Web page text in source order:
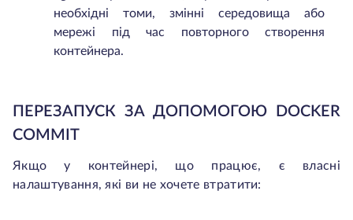
необхідні томи, змінні середовища або
мережі під час повторного створення
контейнера.
ПЕРЕЗАПУСК ЗА ДОПОМОГОЮ DOCKER
COMMIT
Якщо у контейнері, що працює, є власні
налаштування, які ви не хочете втратити: